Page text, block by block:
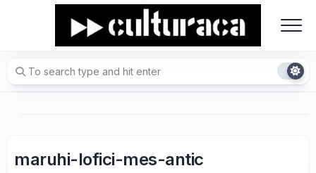
maruhi-lofici-mes-antic